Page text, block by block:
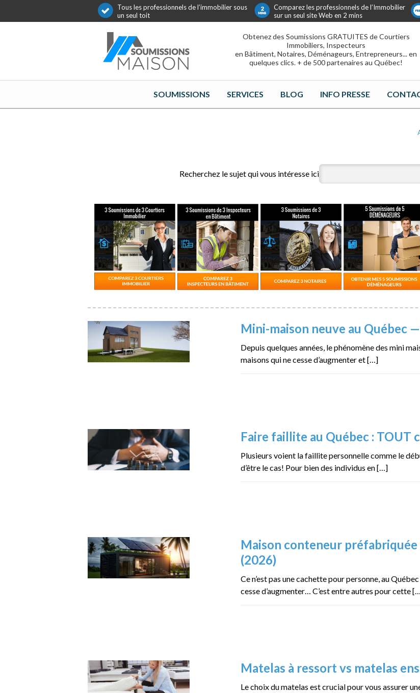
Tous les professionnels de l’immobilier sous
un seul toit
Comparez les professionnels de l’Immobilier
sur un seul site Web en 2 mins
Obtenez des Soumissions GRATUITES de Courtiers
Immobiliers, Inspecteurs
en Bâtiment, Notaires, Déménageurs, Entrepreneurs... en
quelques clics. + de 500 partenaires au Québec!
SOUMISSIONS SERVICES BLOG INFO PRESSE
Recherchez le sujet qui vous intéresse ici
Mini-maison neuve au Québec
Depuis quelques années, le phénomène des mini
maisons qui ne cesse d’augmenter et […]
Faire faillite au Québec : TOUT
Plusieurs voient la faillite personnelle comme le
d’être le cas! Pour bien des individus en […]
Maison conteneur
(2026)
Ce n’est pas une cachette pour personne, au
cesse d’augmenter… C’est entre autres pour cette
Matelas à ressort vs matelas
Le choix du matelas est crucial pour vous assurer